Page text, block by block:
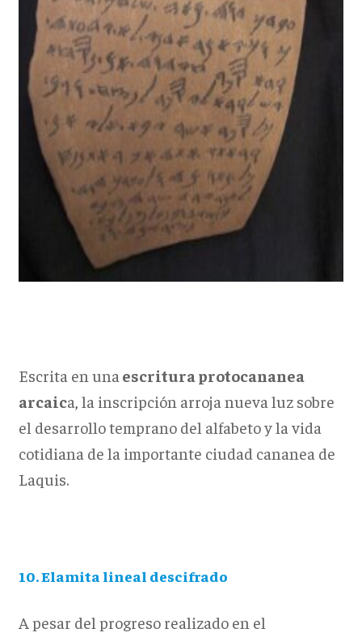
Escrita en una escritura protocananea
arcaica, la inscripción arroja nueva luz sobre
el desarrollo temprano del alfabeto y la vida
cotidiana de la importante ciudad cananea de
Laquis.
10. Elamita lineal descifrado
A pesar del progreso realizado en el